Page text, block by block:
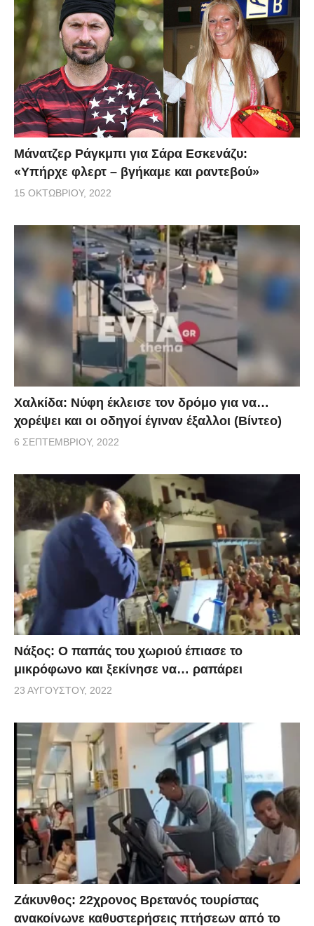
Μάνατζερ Ράγκμπι για Σάρα Εσκενάζυ:
«Υπήρχε φλερτ – βγήκαμε και ραντεβού»
15 ΟΚΤΩΒΡΊΟΥ, 2022
Χαλκίδα: Νύφη έκλεισε τον δρόμο για να…
χορέψει και οι οδηγοί έγιναν έξαλλοι (Βίντεο)
6 ΣΕΠΤΕΜΒΡΊΟΥ, 2022
Νάξος: Ο παπάς του χωριού έπιασε το
μικρόφωνο και ξεκίνησε να… ραπάρει
23 ΑΥΓΟΎΣΤΟΥ, 2022
Ζάκυνθος: 22χρονος Βρετανός τουρίστας
ανακοίνωνε καθυστερήσεις πτήσεων από το